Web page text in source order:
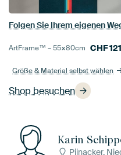
Shop besuchen
Folgen Sie Ihrem eigenen
ArtFrame™ –55×80cm CHF
Größe & Material selbst wählen
Karin
Pijnacker,